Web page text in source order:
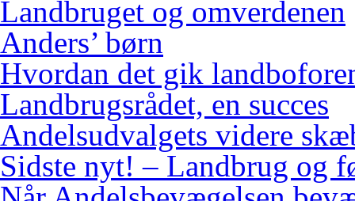
Landbruget og omverdenen
Anders’ børn
Hvordan det gik
Landbrugsrådet, en succes
Andelsudvalgets videre
Sidste nyt! – Landbrug og